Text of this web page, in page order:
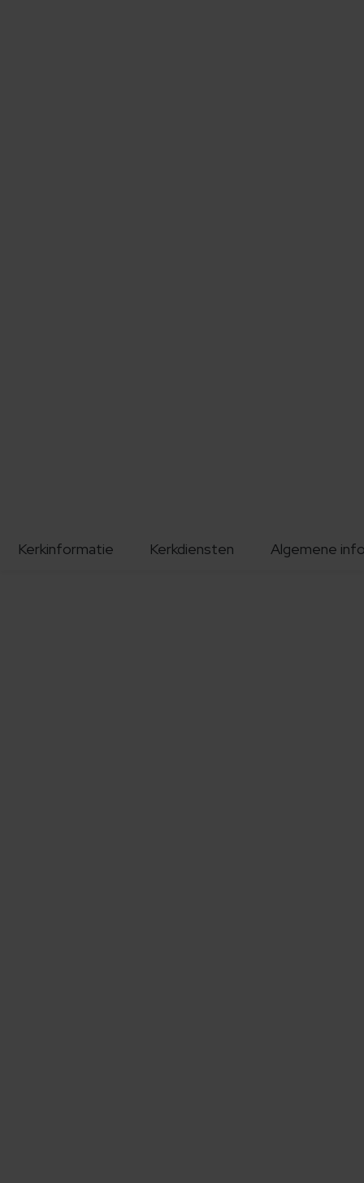
Kerkinformatie Kerkdiensten Algemene